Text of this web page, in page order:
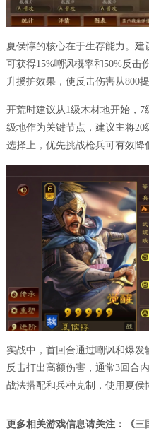
夏侯惇的核心在于生存能力。
可获得15%嘲讽概率和50%反击
升援护效果，使反击伤害从800提
开荒时建议从1级木材地开始，7
级地作为关键节点，建议主将
选择上，优先挑战枪兵可有效降
实战中，首回合通过嘲讽和爆
反击打出高额伤害，通常3回合
战法搭配和兵种克制，使用夏侯
更多相关游戏信息请关注：《三